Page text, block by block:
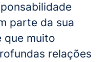
parte da sua
que muito
relações